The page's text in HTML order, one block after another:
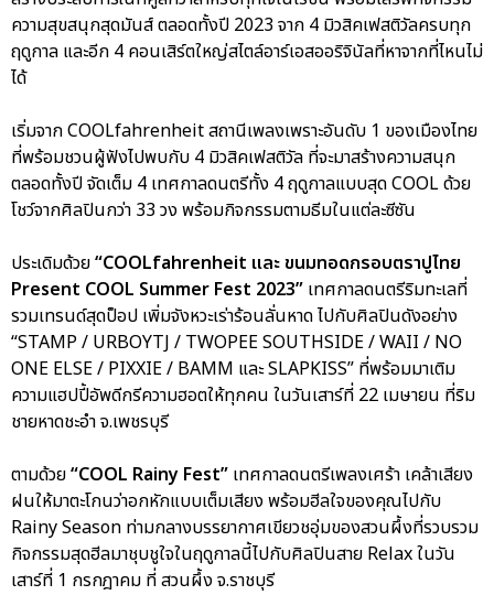
ความสุขสนุกสุดมันส์ ตลอดทั้งปี 2023 จาก 4 มิวสิคเฟสติวัลครบทุก
ฤดูกาล และอีก 4 คอนเสิร์ตใหญ่สไตล์อาร์เอสออริจินัลที่หาจากที่ไหนไม่
ได้
เริ่มจาก COOLfahrenheit สถานีเพลงเพราะอันดับ 1 ของเมืองไทย
ที่พร้อมชวนผู้ฟังไปพบกับ 4 มิวสิคเฟสติวัล ที่จะมาสร้างความสนุก
ตลอดทั้งปี จัดเต็ม 4 เทศกาลดนตรีทั้ง 4 ฤดูกาลแบบสุด COOL ด้วย
โชว์จากศิลปินกว่า 33 วง พร้อมกิจกรรมตามธีมในแต่ละซีซัน
ประเดิมด้วย“COOLfahrenheit และ ขนมทอดกรอบตราปูไทย
Present COOL Summer Fest 2023” เทศกาลดนตรีริมทะเลที่
รวมเทรนด์สุดป็อป เพิ่มจังหวะเร่าร้อนลั่นหาด ไปกับศิลปินดังอย่าง
“STAMP / URBOYTJ / TWOPEE SOUTHSIDE / WAII / NO
ONE ELSE / PIXXIE / BAMM และ SLAPKISS” ที่พร้อมมาเติม
ความแฮปปี้อัพดีกรีความฮอตให้ทุกคน ในวันเสาร์ที่ 22 เมษายน ที่ริม
ชายหาดชะอำ จ.เพชรบุรี
ตามด้วย“COOL Rainy Fest” เทศกาลดนตรีเพลงเศร้า เคล้าเสียง
ฝนให้มาตะโกนว่าอกหักแบบเต็มเสียง พร้อมฮีลใจของคุณไปกับ
Rainy Season ท่ามกลางบรรยากาศเขียวชอุ่มของสวนผึ้งที่รวบรวม
กิจกรรมสุดฮีลมาชุบชูใจในฤดูกาลนี้ไปกับศิลปินสาย Relax ในวัน
เสาร์ที่ 1 กรกฎาคม ที่ สวนผึ้ง จ.ราชบุรี